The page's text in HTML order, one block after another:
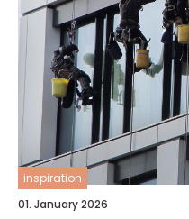
inspiration
01. January 2026